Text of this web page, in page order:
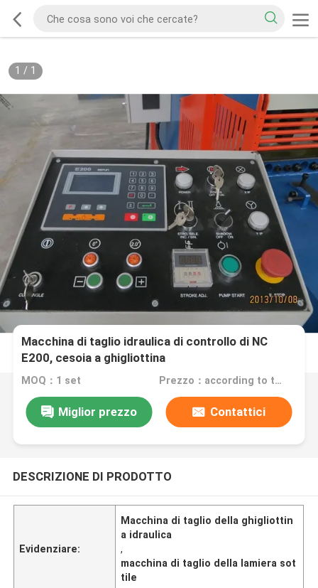
1 / 1
Macchina di taglio idraulica di controllo di NC
E200, cesoia a ghigliottina
MOQ：1 set Prezzo：according to the machine requirement
Miglior prezzo Contattici
DESCRIZIONE DI PRODOTTO
Evidenziare:
Macchina di taglio della ghigliottin
a idraulica
,
macchina di taglio della lamiera sot
tile